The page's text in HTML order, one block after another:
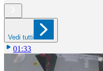
Vedi tutti
01:33